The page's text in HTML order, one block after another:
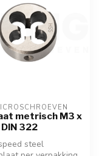
metrisch M3 x
322
steel